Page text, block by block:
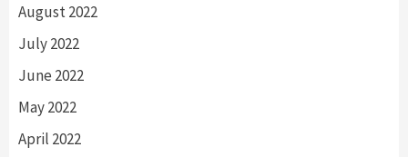
August 2022
July 2022
June 2022
May 2022
April 2022